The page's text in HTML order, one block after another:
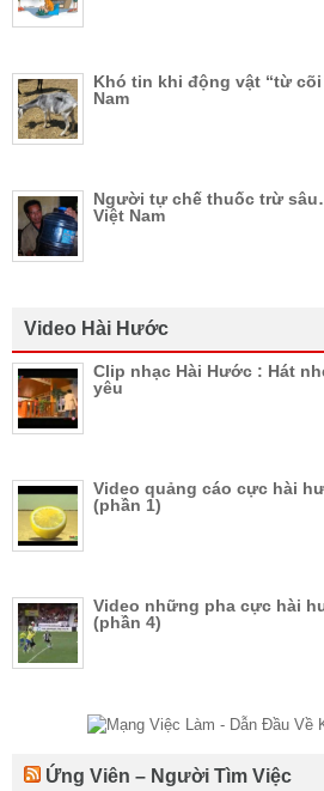
Khó tin khi động vật “từ
Nam
Người tự chế thuốc trừ
Việt Nam
Video Hài Hước
Clip nhạc Hài Hước : Hát
yêu
Video quảng cáo cực hài
(phần 1)
Video những pha cực hài
(phần 4)
Ứng Viên – Người Tìm Việc